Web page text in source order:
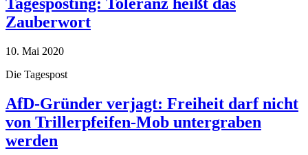
Zauberwort
10. Mai 2020
Die Tagespost
AfD-Gründer verjagt: Freiheit darf nicht
von Trillerpfeifen-Mob untergraben
werden